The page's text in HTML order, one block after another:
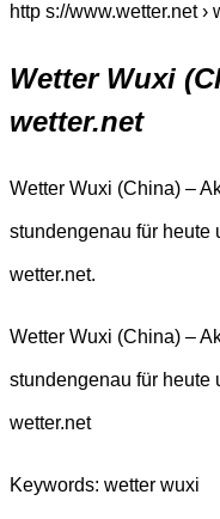
http s://www.wetter.net ›
Wetter Wuxi
wetter.net
Wetter Wuxi (China) –
stundengenau für heute
wetter.net.
Wetter Wuxi (China) –
stundengenau für heute
wetter.net
Keywords: wetter wuxi